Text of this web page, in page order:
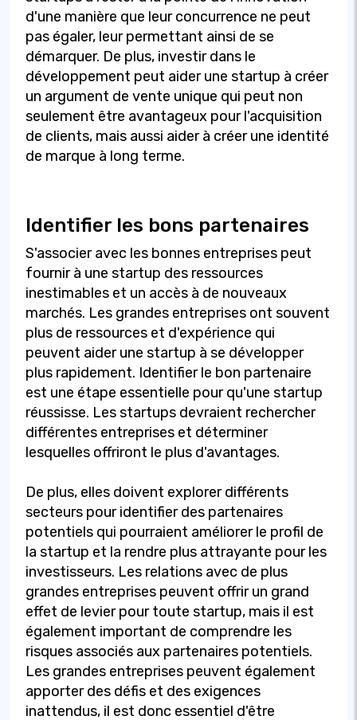
d'une manière que leur concurrence ne peut
pas égaler, leur permettant ainsi de se
démarquer. De plus, investir dans le
développement peut aider une startup à créer
un argument de vente unique qui peut non
seulement être avantageux pour l'acquisition
de clients, mais aussi aider à créer une identité
de marque à long terme.
Identifier les bons partenaires
S'associer avec les bonnes entreprises peut
fournir à une startup des ressources
inestimables et un accès à de nouveaux
marchés. Les grandes entreprises ont souvent
plus de ressources et d'expérience qui
peuvent aider une startup à se développer
plus rapidement. Identifier le bon partenaire
est une étape essentielle pour qu'une startup
réussisse. Les startups devraient rechercher
différentes entreprises et déterminer
lesquelles offriront le plus d'avantages.
De plus, elles doivent explorer différents
secteurs pour identifier des partenaires
potentiels qui pourraient améliorer le profil de
la startup et la rendre plus attrayante pour les
investisseurs. Les relations avec de plus
grandes entreprises peuvent offrir un grand
effet de levier pour toute startup, mais il est
également important de comprendre les
risques associés aux partenaires potentiels.
Les grandes entreprises peuvent également
apporter des défis et des exigences
inattendus, il est donc essentiel d'être